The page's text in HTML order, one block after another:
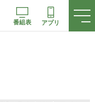
番組表 アプリ